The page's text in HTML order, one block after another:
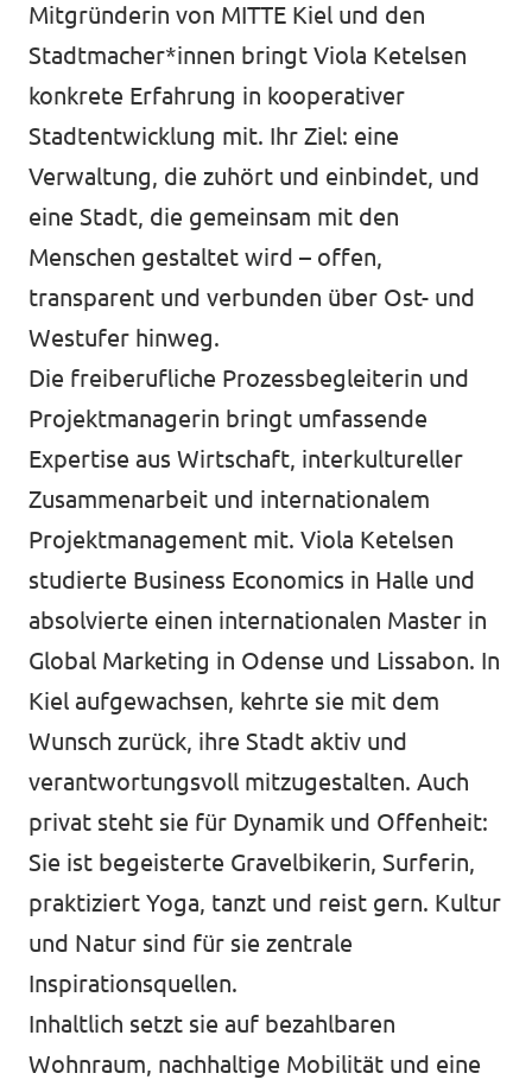
Mitgründerin von MITTE Kiel und den
Stadtmacher*innen bringt Viola Ketelsen
konkrete Erfahrung in kooperativer
Stadtentwicklung mit. Ihr Ziel: eine
Verwaltung, die zuhört und einbindet, und
eine Stadt, die gemeinsam mit den
Menschen gestaltet wird – offen,
transparent und verbunden über Ost- und
Westufer hinweg.
Die freiberufliche Prozessbegleiterin und
Projektmanagerin bringt umfassende
Expertise aus Wirtschaft, interkultureller
Zusammenarbeit und internationalem
Projektmanagement mit. Viola Ketelsen
studierte Business Economics in Halle und
absolvierte einen internationalen Master in
Global Marketing in Odense und Lissabon. In
Kiel aufgewachsen, kehrte sie mit dem
Wunsch zurück, ihre Stadt aktiv und
verantwortungsvoll mitzugestalten. Auch
privat steht sie für Dynamik und Offenheit:
Sie ist begeisterte Gravelbikerin, Surferin,
praktiziert Yoga, tanzt und reist gern. Kultur
und Natur sind für sie zentrale
Inspirationsquellen.
Inhaltlich setzt sie auf bezahlbaren
Wohnraum, nachhaltige Mobilität und eine